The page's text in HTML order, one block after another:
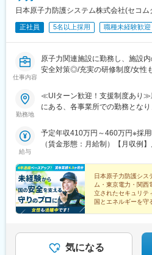
◎重要施設の警備となるため、決
日本原子力防護システム株式会社(セコム
正社員 5名以上採用 職種未経験歓迎
仕事内容
原子力関連施設に勤務し、施設
安全対策◎/充実の研修制度/女性
勤務地
≪UIターン歓迎！支援制度あり≫
にある、各事業所での勤務とな
青山町小丸山◆福島第一原子力
海発電所 茨城県那珂郡東海村
福井県三方郡美浜町丹生◆大飯
島1吉見◆高浜発電所 福井県大
者は、社用通勤車両に相乗りし
こちらのページをご覧ください。
→https://www.jnss.co.jp/
給与
予定年収410万円～460万円※採用
（賃金形態：月給制）【月収例
円】※基本給は、最低保証給与額
の年齢により決定します。月給
手当【年収例】440万円／30歳
本給＋時間外手当＋諸手当）（
年 ※月収353,300円（基本給＋時
日本原子力防護シス
ム・東京電力・関西
立されたセキュリテ
国とエネルギーを守
気になる